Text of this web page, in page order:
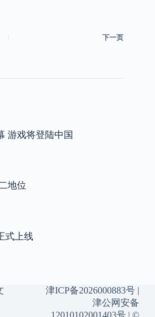
下一页
游戏将登陆中国
地位
式上线
津ICP备2026000883号 |
津公网安备
12010102001403号 | ©